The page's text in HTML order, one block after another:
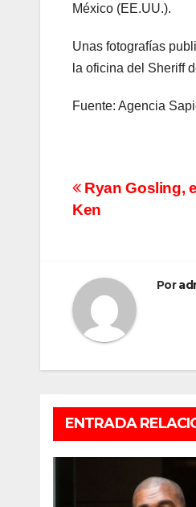
México (EE.UU.).
Unas fotografías
la oficina del Sheriff
Fuente: Agencia
Ryan Gosling,
Ken
Por
ENTRADA